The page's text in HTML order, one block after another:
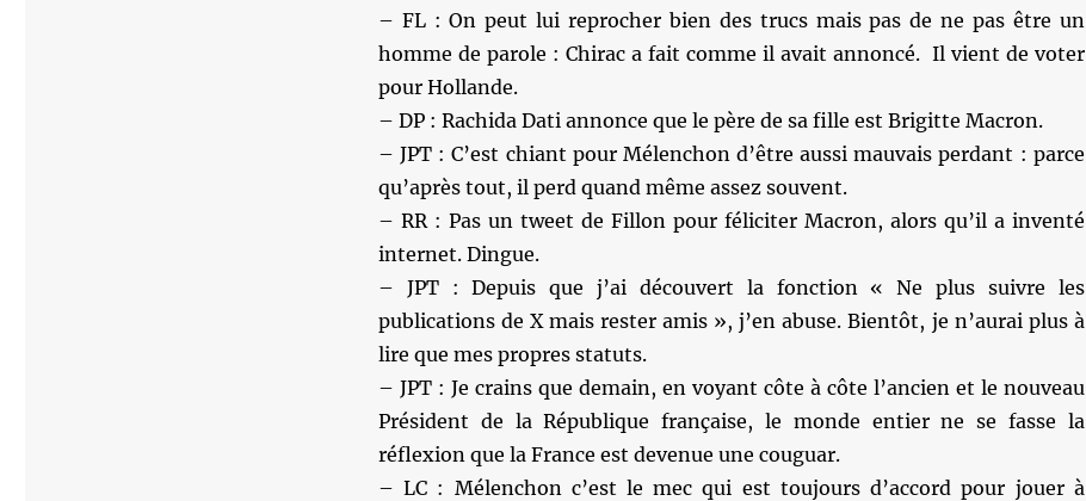
– FL : On peut lui reprocher bien des trucs mais pas de ne pas être un
homme de parole : Chirac a fait comme il avait annoncé. Il vient de voter
pour Hollande.
– DP : Rachida Dati annonce que le père de sa fille est Brigitte Macron.
– JPT : C’est chiant pour Mélenchon d’être aussi mauvais perdant : parce
qu’après tout, il perd quand même assez souvent.
– RR : Pas un tweet de Fillon pour féliciter Macron, alors qu’il a inventé
internet. Dingue.
– JPT : Depuis que j’ai découvert la fonction « Ne plus suivre les
publications de X mais rester amis », j’en abuse. Bientôt, je n’aurai plus à
lire que mes propres statuts.
– JPT : Je crains que demain, en voyant côte à côte l’ancien et le nouveau
Président de la République française, le monde entier ne se fasse la
réflexion que la France est devenue une couguar.
– LC : Mélenchon c’est le mec qui est toujours d’accord pour jouer à